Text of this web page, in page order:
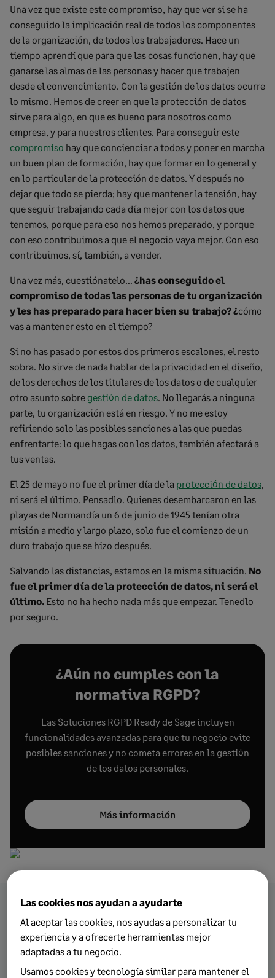
Una vez que existe este compromiso, hay que ver si se ha
conseguido la implicación real de todos los componentes
de la organización, de todos los trabajadores. Hace un
tiempo aprendí que para que las cosas funcionen, hay que
ganarse las almas de las personas y hacer que trabajen
desde el convencimiento. Con la gestión de los datos ocurre
lo mismo. Hemos de creer en que la protección de datos
sirve para algo, en que es bueno para nosotros como
empresa, y para nuestros clientes. Para conseguir este
compromiso hay que concienciar a todos y poner en marcha
un buen plan de formación, hay que formar en lo general y
en lo particular de la protección de datos. Y después no
dejar que todo se pierda; hay que mantener la tensión, hay
que seguir trabajando cada día mejor con los datos que
tenemos, porque para eso nos hemos preparado, y porque
con eso contribuimos a que el negocio vaya mejor. Con eso
contribuimos, sí, también, a vender.
Una vez más, cuestiónatelo… ¿has conseguido el
compromiso de todas las personas de tu organización
y les has preparado para hacer bien su trabajo? ¿cómo
vas a mantener esto en el tiempo?
Si no has pasado por estos dos primeros escalones, el resto
sobra. No sirve de nada hablar de la privacidad en el diseño,
de los derechos de los titulares de los datos o de cualquier
otro asunto sobre gestión de datos. No llegarás a ninguna
parte, tu organización está en riesgo. Y no me estoy
refiriendo solo las posibles sanciones a las que puedas
enfrentarte: lo que hagas con los datos, también afectará a
tus ventas.
El 25 de mayo no fue el primer día de la protección de datos,
ni será el último. Pensadlo. Quienes desembarcaron en las
playas de Normandía un 6 de junio de 1945 tenían otra
misión a medio y largo plazo, solo fue el comienzo de un
duro trabajo que se hizo después.
Salvando las distancias, estamos en la misma situación. No
fue el primer día de la protección de datos, ni será el
último. Esto no ha hecho nada más que empezar. Tenedlo
por seguro.
¿Aún no cumples con la
normativa RGPD?
Las Soluciones RGPD Ready de Sage incluyen
funcionalidades avanzadas para que tu negocio evite
posibles sanciones y no cometa errores en la gestión
de los datos personales.
Más información
Encuentra más artículos
sobre estas temáticas
Las cookies nos ayudan a ayudarte
Al aceptar las cookies, nos ayudas a personalizar tu
experiencia y a ofrecerte herramientas mejor
adaptadas a tu negocio.
Usamos cookies y tecnología similar para mantener el